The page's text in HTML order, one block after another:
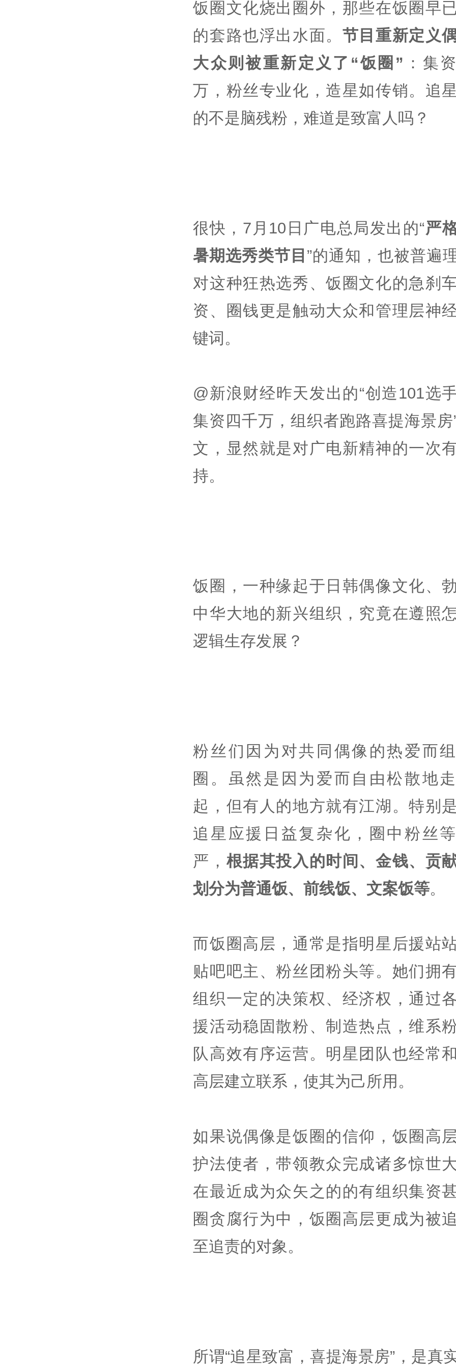
饭圈文化烧出圈外，那些在饭圈早
的套路也浮出水面。 节目重新定义
大众则被重新定义了“饭圈” ：集
万，粉丝专业化，造星如传销。追
的不是脑残粉，难道是致富人吗？
很快，7月10日广电总局发出的“严
暑期选秀类节目 ”的通知，也被普遍
对这种狂热选秀、饭圈文化的急刹
资、圈钱更是触动大众和管理层神
键词。
@新浪财经昨天发出的“创造101选
集资四千万，组织者跑路喜提海景房
文，显然就是对广电新精神的一次
持。
饭圈，一种缘起于日韩偶像文化、
中华大地的新兴组织，究竟在遵照
逻辑生存发展？
粉丝们因为对共同偶像的热爱而
圈。虽然是因为爱而自由松散地
起，但有人的地方就有江湖。特别
追星应援日益复杂化，圈中粉丝
严， 根据其投入的时间、金钱、贡
划分为普通饭、前线饭、文案饭等。
而饭圈高层，通常是指明星后援站站
贴吧吧主、粉丝团粉头等。她们拥
组织一定的决策权、经济权，通过
援活动稳固散粉、制造热点，维系
队高效有序运营。明星团队也经常
高层建立联系，使其为己所用。
如果说偶像是饭圈的信仰，饭圈高
护法使者，带领教众完成诸多惊世大
在最近成为众矢之的的有组织集资
圈贪腐行为中，饭圈高层更成为被
至追责的对象。
所谓“追星致富，喜提海景房”，是真